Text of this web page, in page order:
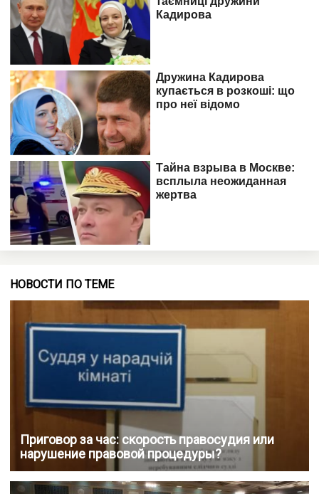
НОВОСТИ ПО ТЕМЕ
Приговор за час: скорость правосудия или
нарушение правовой процедуры?